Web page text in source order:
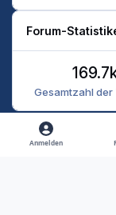
Forum-
Gesamtzahl der
Heller Modus
Dunkler Modus
Anmelden